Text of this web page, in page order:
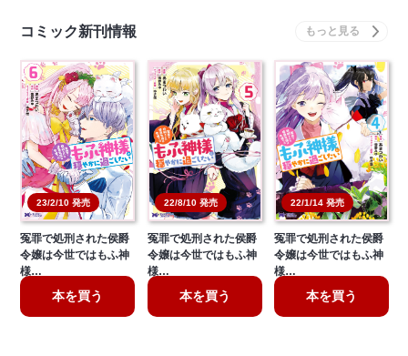
コミック新刊情報
23/2/10 発売
冤罪で処刑された侯爵
令嬢は今世ではもふ神
様…
本を買う
22/8/10 発売
冤罪で処刑された侯爵
令嬢は今世ではもふ神
様…
本を買う
22/1/14 発売
冤罪で処刑された侯爵
令嬢は今世ではもふ神
様…
本を買う